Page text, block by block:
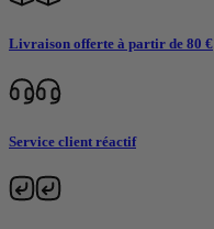
Livraison offerte à partir de 80 €
Service client réactif